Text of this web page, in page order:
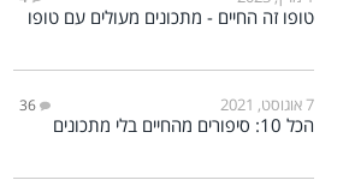
טופו זה החיים - מתכונים מעולים עם טופו
7 אוגוסט, 2021 36
הכל 10: סיפורים מהחיים בלי מתכונים